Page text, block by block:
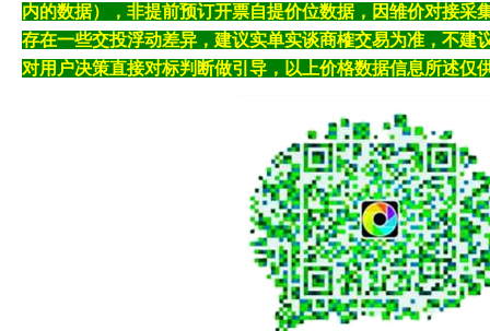
内的数据），非提前预订开票自提价位数据，因雏价对接采
存在一些交投浮动差异，建议实单实谈商榷交易为准，不建
对用户决策直接对标判断做引导，以上价格数据信息所述仅